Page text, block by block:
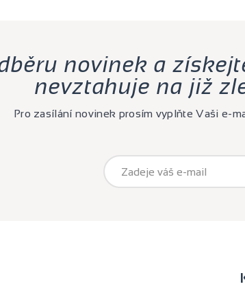
novinek a
nevztahuje na již
Pro zasílání novinek prosím vyplňte Vaši e-